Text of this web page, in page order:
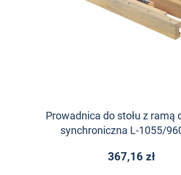
Prowadnica do stołu z ramą
synchroniczna L-1055/
367,16 zł